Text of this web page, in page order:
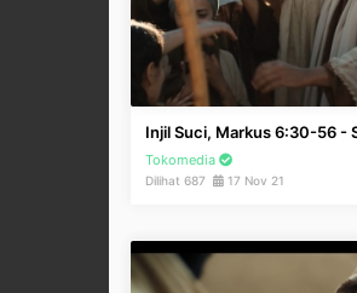
Injil Suci, Markus 6:30-56 -
Tokomedia
Dilihat 687 17 Nov 21